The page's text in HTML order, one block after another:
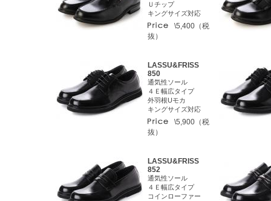
Ｕチップ
キングサイズ対応
\5,400（税
抜）
LASSU&FRISS
850
通気性ソール
４Ｅ幅広タイプ
外羽根Uモカ
キングサイズ対応
\5,900（税
抜）
LASSU&FRISS
852
通気性ソール
４Ｅ幅広タイプ
コインローファー